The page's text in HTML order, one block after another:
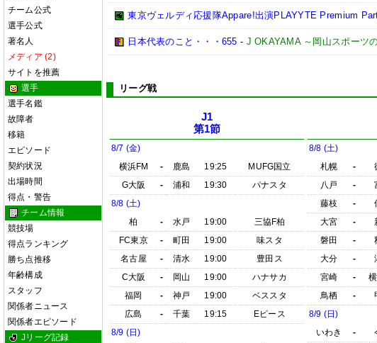
チーム公式
選手公式
著名人
メディア (2)
サイトを推薦
選手
選手名鑑
故障者
移籍
エピソード
契約状況
出場時間
得点・警告
チーム情報
競技場
得点ランキング
勝ち点推移
年齢構成
スタッフ
関係者ニュース
関係者エピソード
Jリーグ記録
東京ヴェルディ応援隊Appare!出演PLAYYTE Premium
日本代表のこと・・・655 - J OKAYAMA ～岡山スポーツ
リーグ戦
J1
第1節
8/7 (金)
横浜FM
- 鹿島 19:25
MUFG国立
G大阪
- 浦和 19:30
パナスタ
8/8 (土)
柏
- 水戸 19:00
三協F柏
FC東京
- 町田 19:00
味スタ
名古屋
- 清水 19:00
豊田ス
C大阪
- 岡山 19:00
ハナサカ
福岡
- 神戸 19:00
ベススタ
広島
- 千葉 19:15
Eピース
8/9 (日)
8/8 (土)
札幌
-
八戸
-
藤枝
-
大宮
-
磐田
-
大分
-
宮崎
-
鳥栖
-
8/9 (日)
いわき
-